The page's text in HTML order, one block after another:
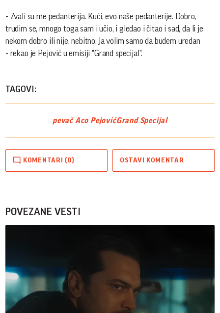
- Zvali su me pedanterija. Kući, evo naše pedanterije. Dobro,
trudim se, mnogo toga sam i učio, i gledao i čitao i sad, da li je
nekom dobro ili nije, nebitno. Ja volim samo da budem uredan
- rekao je Pejović u emisiji "Grand specijal".
TAGOVI:
pevač Aco PejovićGrand Specijal
KOMENTARI (0) OSTAVI KOMENTAR
POVEZANE VESTI